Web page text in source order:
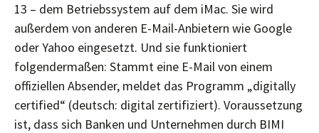
13 – dem Betriebssystem auf dem iMac. Sie wird
außerdem von anderen E-Mail-Anbietern wie Google
oder Yahoo eingesetzt. Und sie funktioniert
folgendermaßen: Stammt eine E-Mail von einem
offiziellen Absender, meldet das Programm „digitally
certified“ (deutsch: digital zertifiziert). Voraussetzung
ist, dass sich Banken und Unternehmen durch BIMI